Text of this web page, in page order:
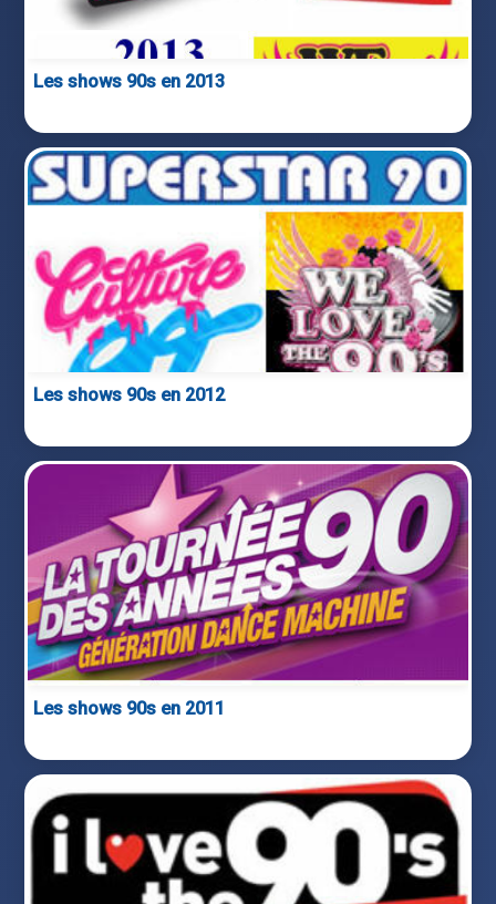
Les shows 90s en 2013
Les shows 90s en 2012
Les shows 90s en 2011